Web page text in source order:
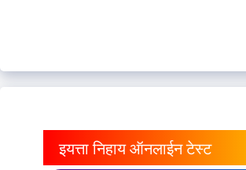
इयत्ता निहाय ऑनलाईन टेस्ट